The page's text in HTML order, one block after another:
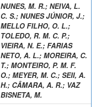
NUNES, M. R.; NEIVA, L.
C. S.; NUNES JÚNIOR, J.;
MELLO FILHO, O. L.;
TOLEDO, R. M. C. P.;
VIEIRA, N. E.; FARIAS
NETO, A. L.; MOREIRA, C.
T.; MONTEIRO, P. M. F.
O.; MEYER, M. C.; SEII, A.
H.; CÂMARA, A. R.; VAZ
BISNETA, M.